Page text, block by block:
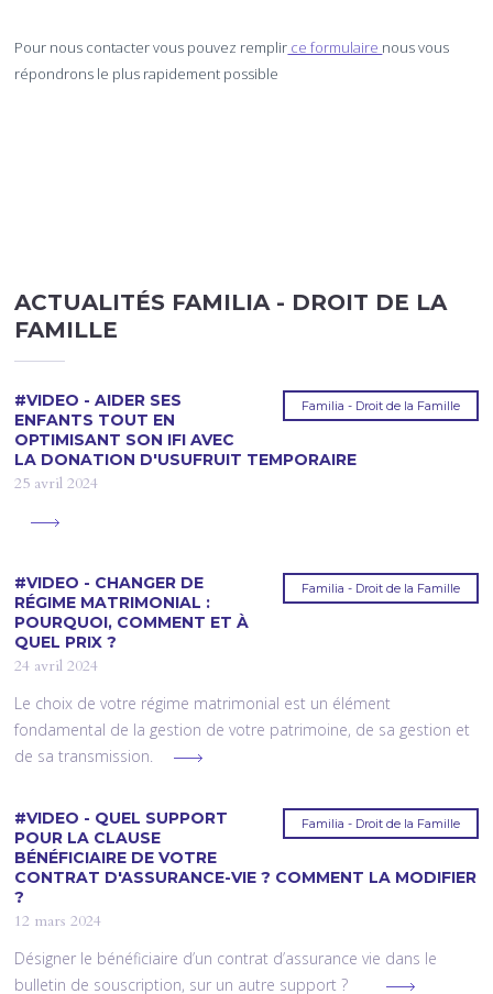
Pour nous contacter vous pouvez remplir ce formulaire nous vous
répondrons le plus rapidement possible
ACTUALITÉS FAMILIA - DROIT DE LA
FAMILLE
Familia - Droit de la Famille
#VIDEO - AIDER SES
ENFANTS TOUT EN
OPTIMISANT SON IFI AVEC
LA DONATION D'USUFRUIT TEMPORAIRE
25 avril 2024
Familia - Droit de la Famille
#VIDEO - CHANGER DE
RÉGIME MATRIMONIAL :
POURQUOI, COMMENT ET À
QUEL PRIX ?
24 avril 2024
Le choix de votre régime matrimonial est un élément
fondamental de la gestion de votre patrimoine, de sa gestion et
de sa transmission.
Familia - Droit de la Famille
#VIDEO - QUEL SUPPORT
POUR LA CLAUSE
BÉNÉFICIAIRE DE VOTRE
CONTRAT D'ASSURANCE-VIE ? COMMENT LA MODIFIER
?
12 mars 2024
Désigner le bénéficiaire d’un contrat d’assurance vie dans le
bulletin de souscription, sur un autre support ?